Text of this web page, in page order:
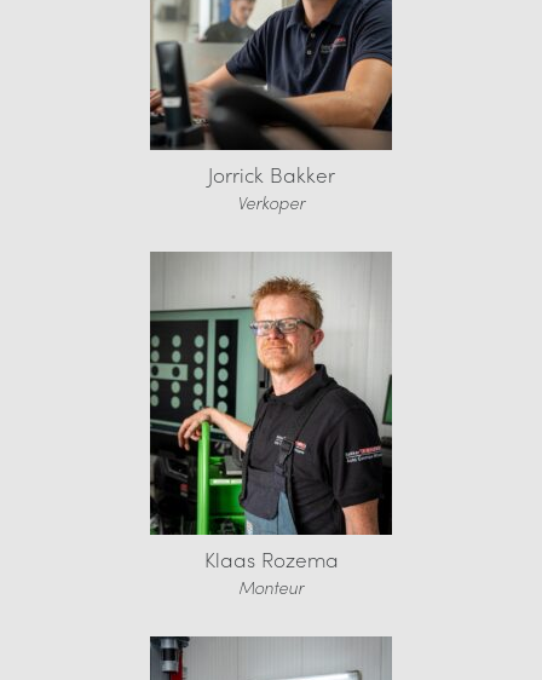
Jorrick Bakker
Verkoper
Klaas Rozema
Monteur